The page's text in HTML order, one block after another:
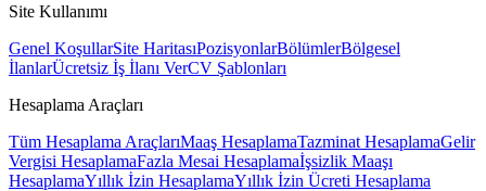
Site Kullanımı
Genel KoşullarSite HaritasıPozisyonlarBölümlerBölgesel
İlanlarÜcretsiz İş İlanı VerCV Şablonları
Hesaplama Araçları
Tüm Hesaplama AraçlarıMaaş HesaplamaTazminat HesaplamaGelir
Vergisi HesaplamaFazla Mesai Hesaplamaİşsizlik Maaşı
HesaplamaYıllık İzin HesaplamaYıllık İzin Ücreti Hesaplama